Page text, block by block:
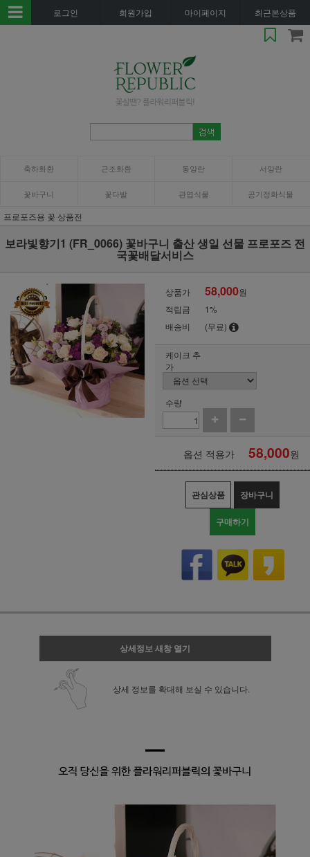
로그인 회원가입 마이페이지 최근본상품
축하화환 근조화환 동양란 서양란
꽃바구니 꽃다발 관엽식물 공기정화식물
프로포즈용 꽃 상품전
보라빛향기1 (FR_0066) 꽃바구니 출산 생일 선물 프로포즈 전
국꽃배달서비스
상품가 58,000원
적립금
1%
배송비
(무료)
케이크 추
가
수량
옵션 적용가 58,000원
관심상품 장바구니
구매하기
상세정보 새창 열기
상세 정보를 확대해 보실 수 있습니다.